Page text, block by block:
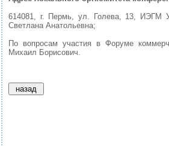
614081, г. Пермь, ул. Голева, 13, ИЭГМ
Светлана Анатольевна;
По вопросам участия в Форуме
Михаил Борисович.